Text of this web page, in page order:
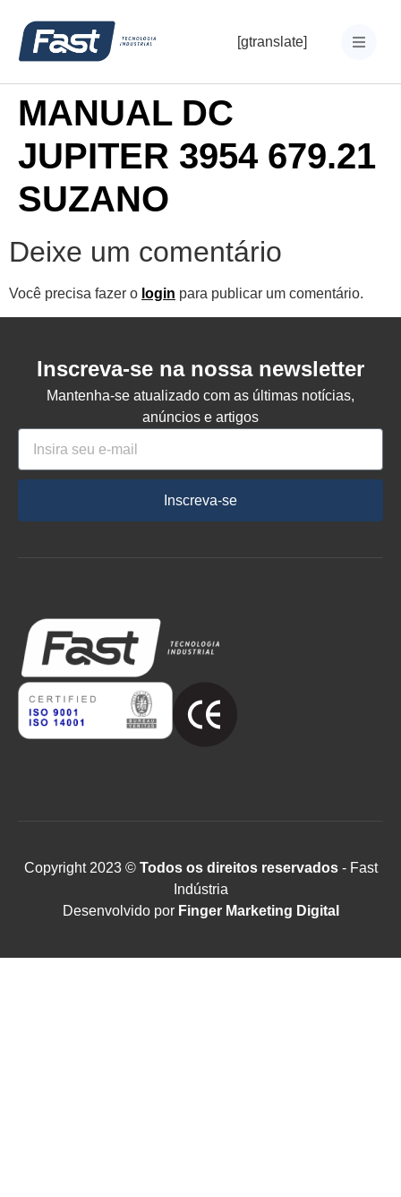
[gtranslate]
MANUAL DC
JUPITER 3954 679.21
SUZANO
Deixe um comentário
Você precisa fazer o login para publicar um comentário.
Inscreva-se na nossa newsletter
Mantenha-se atualizado com as últimas notícias,
anúncios e artigos
Inscreva-se
Copyright 2023 ©Todos os direitos reservados- Fast
Indústria
Desenvolvido por Finger Marketing Digital